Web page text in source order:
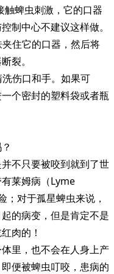
蜱虫刺激，它的口器
制中心不建议这样做。
住它的口器，然后将
裂。
伤口和手。如果可
个密封的塑料袋或者瓶
不只要被咬到就到了世
莱姆病（Lyme
对于孤星蜱虫来说，
的病变，但是肯定不是
肉的！
里，也不会在人身上产
便被蜱虫叮咬，患病的